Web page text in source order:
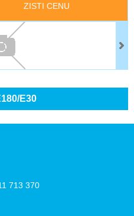
ZISTI CENU
E30
713 370